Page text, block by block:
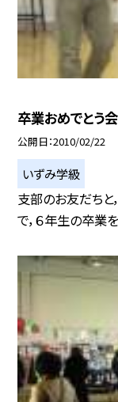
卒業おめでとう会
公開日 2010/02/22
いずみ学級
支部のお友だちと
で，６年生の卒業